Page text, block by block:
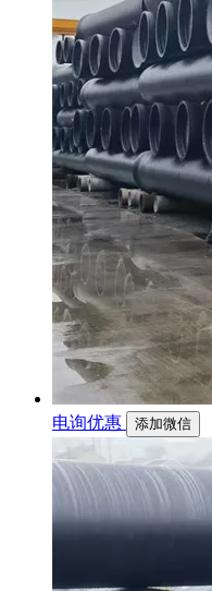
电询优惠 添加微信